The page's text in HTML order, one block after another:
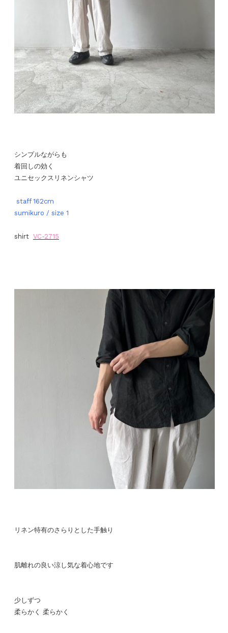
シンプルながらも
着回しの効く
ユニセックスリネンシャツ
staff 162cm
sumikuro / size 1
shirt VC-2715
リネン特有のさらりとした手触り
肌離れの良い涼し気な着心地です
少しずつ
柔らかく 柔らかく